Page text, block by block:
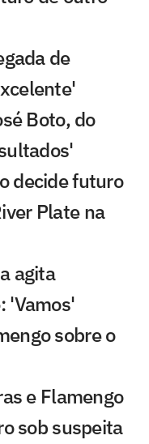
de
Boto, do
decide futuro
Plate na
agita
'Vamos'
sobre o
e Flamengo
sob suspeita